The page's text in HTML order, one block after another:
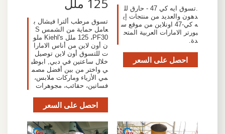
.تسوق ايه كي 47 - حارق لل
دهون والعديد من منتجات إي
ه كي-47 اونلاين من موقع س
بورتر الامارات العربية المتح
دة.
احصل على السعر
تسوق مرطب ألترا فيشال ب
عامل حماية من الشمس S
PF30‏، 125 ملل Kiehl's ملو
ن أون لاين من أناس الامارا
ت للتسوق أون لاين توصيل
خلال ساعتين في دبي, ابوظب
ي واختر من بين أفضل مصم
مي الأزياء وماركات ملابس،
فساتين، حقائب، مجوهرات
احصل على السعر